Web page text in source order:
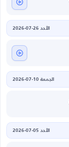
الأحد 26-07-2026
الجمعة 10-07-2026
الأحد 05-07-2026